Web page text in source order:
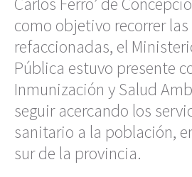
como objetivo recorrer
refaccionadas, el
Pública estuvo presente
Inmunización y Salud
seguir acercando los
sanitario a la población,
sur de la provincia.